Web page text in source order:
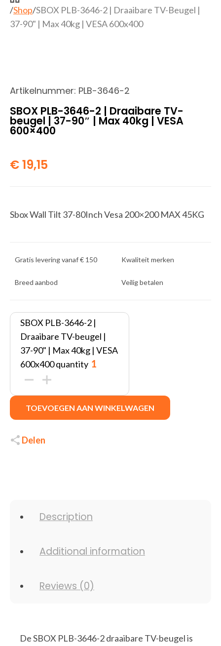
/Shop/SBOX PLB-3646-2 | Draaibare TV-Beugel |
37-90" | Max 40kg | VESA 600x400
Artikelnummer: PLB-3646-2
SBOX PLB-3646-2 | Draaibare TV-
beugel | 37-90″ | Max 40kg | VESA
600×400
€19,15
Sbox Wall Tilt 37-80Inch Vesa 200×200 MAX 45KG
Gratis levering vanaf € 150 Kwaliteit merken
Breed aanbod Veilig betalen
SBOX PLB-3646-2 |
Draaibare TV-beugel |
37-90" | Max 40kg | VESA
600x400 quantity
TOEVOEGEN AAN WINKELWAGEN
Delen
Description
Additional information
Reviews (0)
De SBOX PLB-3646-2 draaibare TV-beugel is